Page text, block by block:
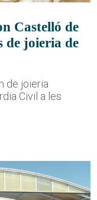
Castelló de
de joieria de
de joieria
Civil a les